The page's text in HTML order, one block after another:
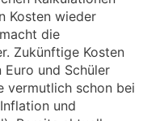
Kosten wieder
die
Zukünftige Kosten
und Schüler
vermutlich schon bei
und